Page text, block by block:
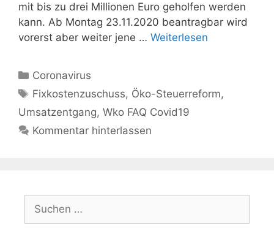
mit bis zu drei Millionen Euro geholfen werden
kann. Ab Montag 23.11.2020 beantragbar wird
vorerst aber weiter jene … Weiterlesen
Kategorien
Coronavirus
Schlagwörter
Fixkostenzuschuss, Öko-Steuerreform,
Umsatzentgang, Wko FAQ Covid19
Kommentar hinterlassen
Suchen
nach: